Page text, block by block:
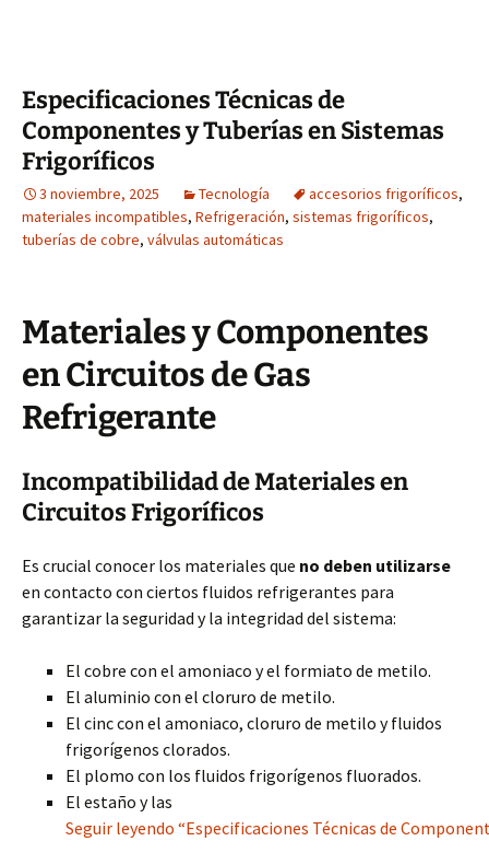
Especificaciones Técnicas de
Componentes y Tuberías en Sistemas
Frigoríficos
3 noviembre, 2025 Tecnología accesorios frigoríficos,
materiales incompatibles, Refrigeración, sistemas frigoríficos,
tuberías de cobre, válvulas automáticas
Materiales y Componentes
en Circuitos de Gas
Refrigerante
Incompatibilidad de Materiales en
Circuitos Frigoríficos
Es crucial conocer los materiales que no deben utilizarse
en contacto con ciertos fluidos refrigerantes para
garantizar la seguridad y la integridad del sistema:
El cobre con el amoniaco y el formiato de metilo.
El aluminio con el cloruro de metilo.
El cinc con el amoniaco, cloruro de metilo y fluidos
frigorígenos clorados.
El plomo con los fluidos frigorígenos fluorados.
El estaño y las
Seguir leyendo “Especificaciones Técnicas de